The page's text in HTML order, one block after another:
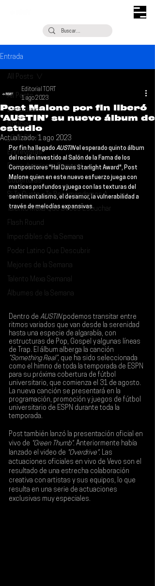
Entrada
All Posts
Escúchalo
Noticias
¿Qué Plan?
Entrevistas
Descubrimiento Semanal
Coberturas
Si Te Gusta... Te Recomendamos A...
Talento Mexa Que Debes Escuchar
Flash Round
Imperdibles de la Semana
Poder Latino Que Descubrir
Mejores de la Semana
Talento Mexa Semanal
Álbumes de la Semana
All Posts
Post Malone por fin liberó
‘AUSTIN’ su nuevo álbum de
estudio
Editorial TORT
1 ago 2023
Actualizado:1 ago 2023
Por fin ha llegado AUSTIN el esperado quinto álbum
del recién investido al Salón de la Fama de los
Compositores "Hal Davis Starlight Award", Post
Malone quien en este nuevo esfuerzo juega con
matices profundos y juega con las texturas del
sentimentalismo, el desamor, la vulnerabilidad a
través de melodías expansivas.
Dentro de AUSTIN podemos transitar entre
ritmos variados que van desde la serenidad
hasta una especie de algarabía, con
estructuras de Pop, Gospel y algunas líneas
de Trap. El álbum alberga la canción
“Something Real”, que ha sido seleccionada
como el himno de toda la temporada de ESPN
para su próxima cobertura de fútbol
universitario, que comienza el 31 de agosto.
La nueva canción se presentará en la
programación, promoción y juegos de fútbol
universitario de ESPN durante toda la
temporada.
Post también lanzó la presentación oficial en
vivo de "Green Thumb". Anteriormente había
lanzado el video de "Overdrive". Las
actuaciones oficiales en vivo de Vevo son el
resultado de una estrecha colaboración
creativa con artistas y sus equipos, lo que
resulta en una serie de actuaciones
exclusivas muy especiales.